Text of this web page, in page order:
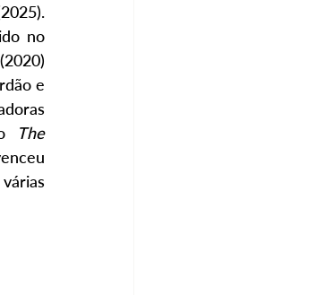
no
e
The